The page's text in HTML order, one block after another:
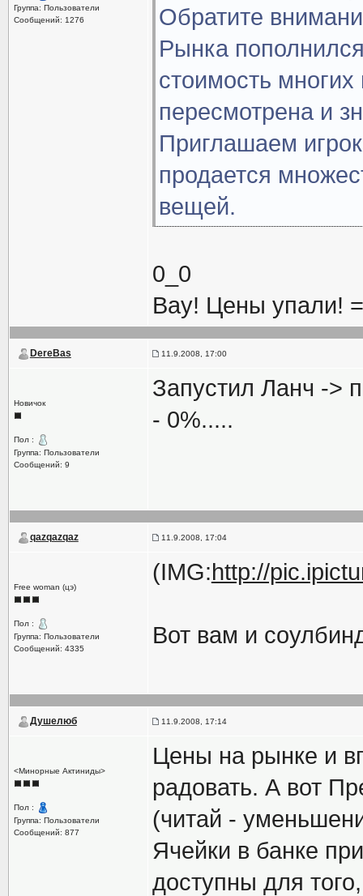
Группа: Пользователи
Сообщений: 1276
Обратите
Рынка
стоимость
пересмотрена и
Приглашаем
продается
вещей.
0_0
Вау! Цены упали!
DereBas 11.9.2008, 17:00
Новичок
Пол :
Группа: Пользователи
Сообщений: 9
Запустил Ланч ->
- 0%.....
qazqazqaz 11.9.2008, 17:04
Free woman (цэ)
Пол :
Группа: Пользователи
Сообщений: 4335
(IMG:http://
Вот вам и
Душелюб 11.9.2008, 17:14
<Минорные Актиниды>
Пол :
Группа: Пользователи
Сообщений: 877
Цены на рынке и
радовать. А вот
(читай -
Ячейки в банке
доступны для